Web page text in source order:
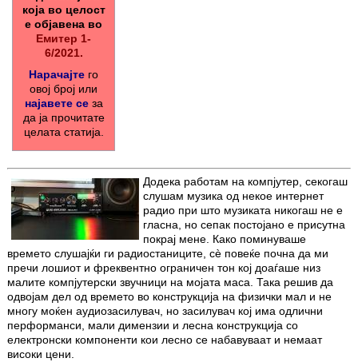
која во целост
е објавена во
Емитер 1-
6/2021.
Нарачајте го
овој број или
најавете сеза
да ја прочитате
целата статија.
Додека работам на компјутер, секогаш
слушам музика од некое интернет
радио при што музиката никогаш не е
гласна, но сепак постојано е присутна
покрај мене. Како помину­ваше
времето слушајќи ги радиоста­ници­те, сè повеќе почна да ми
пречи лошиот и фреквентно ограничен тон кој доаѓаше низ
малите компјутерски звучници на мојата маса. Така решив да
одвојам дел од времето во конструкција на фи­зич­ки мал и не
многу моќен аудио­за­силувач, но засилувач кој има одлични
перформанси, мали димензии и лесна конструкција со
електронски компоненти кои лесно се набавуваат и немаат
високи цени.